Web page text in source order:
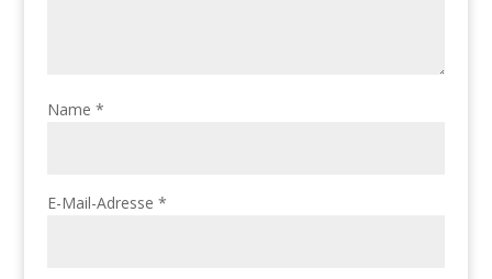
Name *
E-Mail-Adresse *